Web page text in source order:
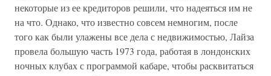
некоторые из ее кредиторов решили, что надеяться им не
на что. Однако, что известно совсем немногим, после
того как были улажены все дела с недвижимостью, Лайза
провела большую часть 1973 года, работая в лондонских
ночных клубах с программой кабаре, чтобы расквитаться